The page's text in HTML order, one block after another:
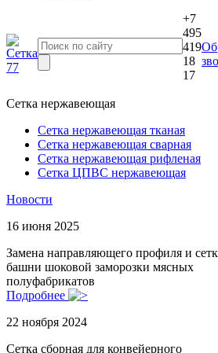
+7
495
419
18
17
Сетка нержавеющая
Сетка нержавеющая тканая
Сетка нержавеющая сварная
Сетка нержавеющая рифленая
Сетка ЦПВС нержавеющая
Новости
16 июня 2025
Замена направляющего профиля и
башни шоковой заморозки мясных
полуфабрикатов
Подробнее
22 ноября 2024
Сетка сборная для конвейерного